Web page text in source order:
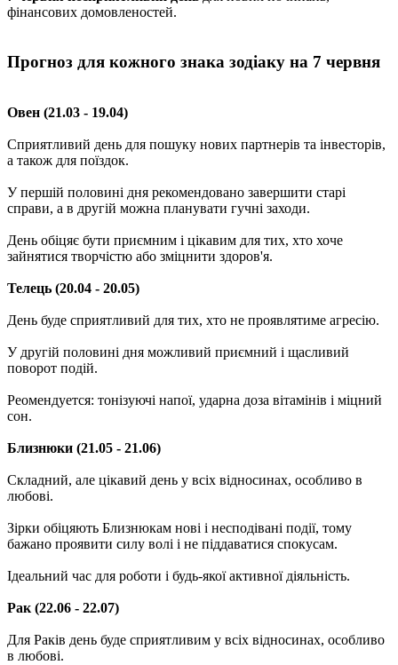
фінансових домовленостей.
Прогноз для кожного знака зодіаку на 7 червня
Овен (21.03 - 19.04)
Сприятливий день для пошуку нових партнерів та інвесторів,
а також для поїздок.
У першій половині дня рекомендовано завершити старі
справи, а в другій можна планувати гучні заходи.
День обіцяє бути приємним і цікавим для тих, хто хоче
зайнятися творчістю або зміцнити здоров'я.
Телець (20.04 - 20.05)
День буде сприятливий для тих, хто не проявлятиме агресію.
У другій половині дня можливий приємний і щасливий
поворот подій.
Реомендуется: тонізуючі напої, ударна доза вітамінів і міцний
сон.
Близнюки (21.05 - 21.06)
Складний, але цікавий день у всіх відносинах, особливо в
любові.
Зірки обіцяють Близнюкам нові і несподівані події, тому
бажано проявити силу волі і не піддаватися спокусам.
Ідеальний час для роботи і будь-якої активної діяльність.
Рак (22.06 - 22.07)
Для Раків день буде сприятливим у всіх відносинах, особливо
в любові.